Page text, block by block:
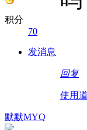
积分
70
发消息
回复
使用
默默MYQ